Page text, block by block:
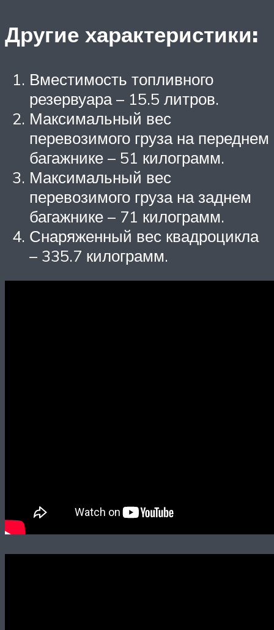
Другие характеристики:
Вместимость топливного
резервуара – 15.5 литров.
Максимальный вес
перевозимого груза на переднем
багажнике – 51 килограмм.
Максимальный вес
перевозимого груза на заднем
багажнике – 71 килограмм.
Снаряженный вес квадроцикла
– 335.7 килограмм.